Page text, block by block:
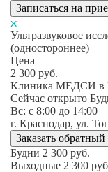
Записаться на
Ультразвуковое
(одностороннее)
Цена
2 300 руб.
Клиника МЕДСИ в
Сейчас открыто
Вс: c 8:00 до 14:00
г. Краснодар, ул.
Заказать
Будни 2 300 руб.
Выходные 2 300